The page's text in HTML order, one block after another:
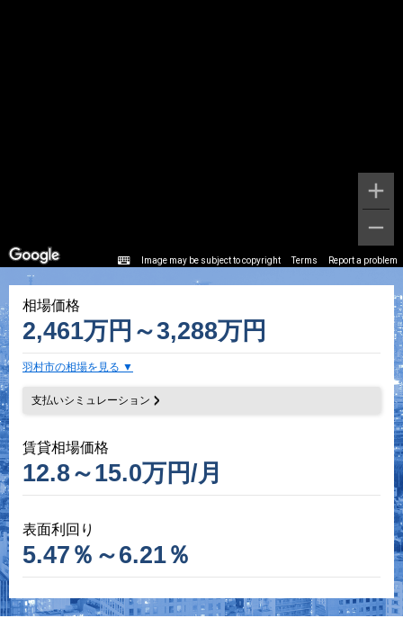
相場価格
2,461万円～3,288万円
羽村市の相場を見る
支払いシミュレーション
賃貸相場価格
12.8～15.0万円/月
表面利回り
5.47％～6.21％
Image may be subject to copyright Terms Report a problem